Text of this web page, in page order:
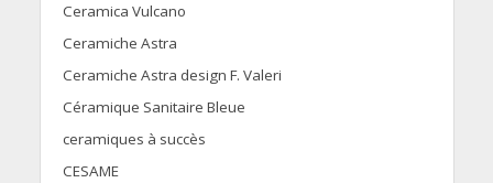
Ceramica Vulcano
Ceramiche Astra
Ceramiche Astra design F. Valeri
Céramique Sanitaire Bleue
ceramiques à succès
CESAME